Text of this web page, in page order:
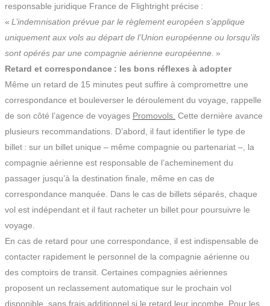
responsable juridique France de Flightright précise :
« L’indemnisation prévue par le règlement européen s’applique
uniquement aux vols au départ de l’Union européenne ou lorsqu’ils
sont opérés par une compagnie aérienne européenne. »
Retard et correspondance : les bons réflexes à adopter
Même un retard de 15 minutes peut suffire à compromettre une
correspondance et bouleverser le déroulement du voyage, rappelle
de son côté l’agence de voyages Promovols. Cette dernière avance
plusieurs recommandations. D’abord, il faut identifier le type de
billet : sur un billet unique – même compagnie ou partenariat –, la
compagnie aérienne est responsable de l’acheminement du
passager jusqu’à la destination finale, même en cas de
correspondance manquée. Dans le cas de billets séparés, chaque
vol est indépendant et il faut racheter un billet pour poursuivre le
voyage.​
En cas de retard pour une correspondance, il est indispensable de
contacter rapidement le personnel de la compagnie aérienne ou
des comptoirs de transit. Certaines compagnies aériennes
proposent un reclassement automatique sur le prochain vol
disponible, sans frais additionnel si le retard leur incombe. Pour les